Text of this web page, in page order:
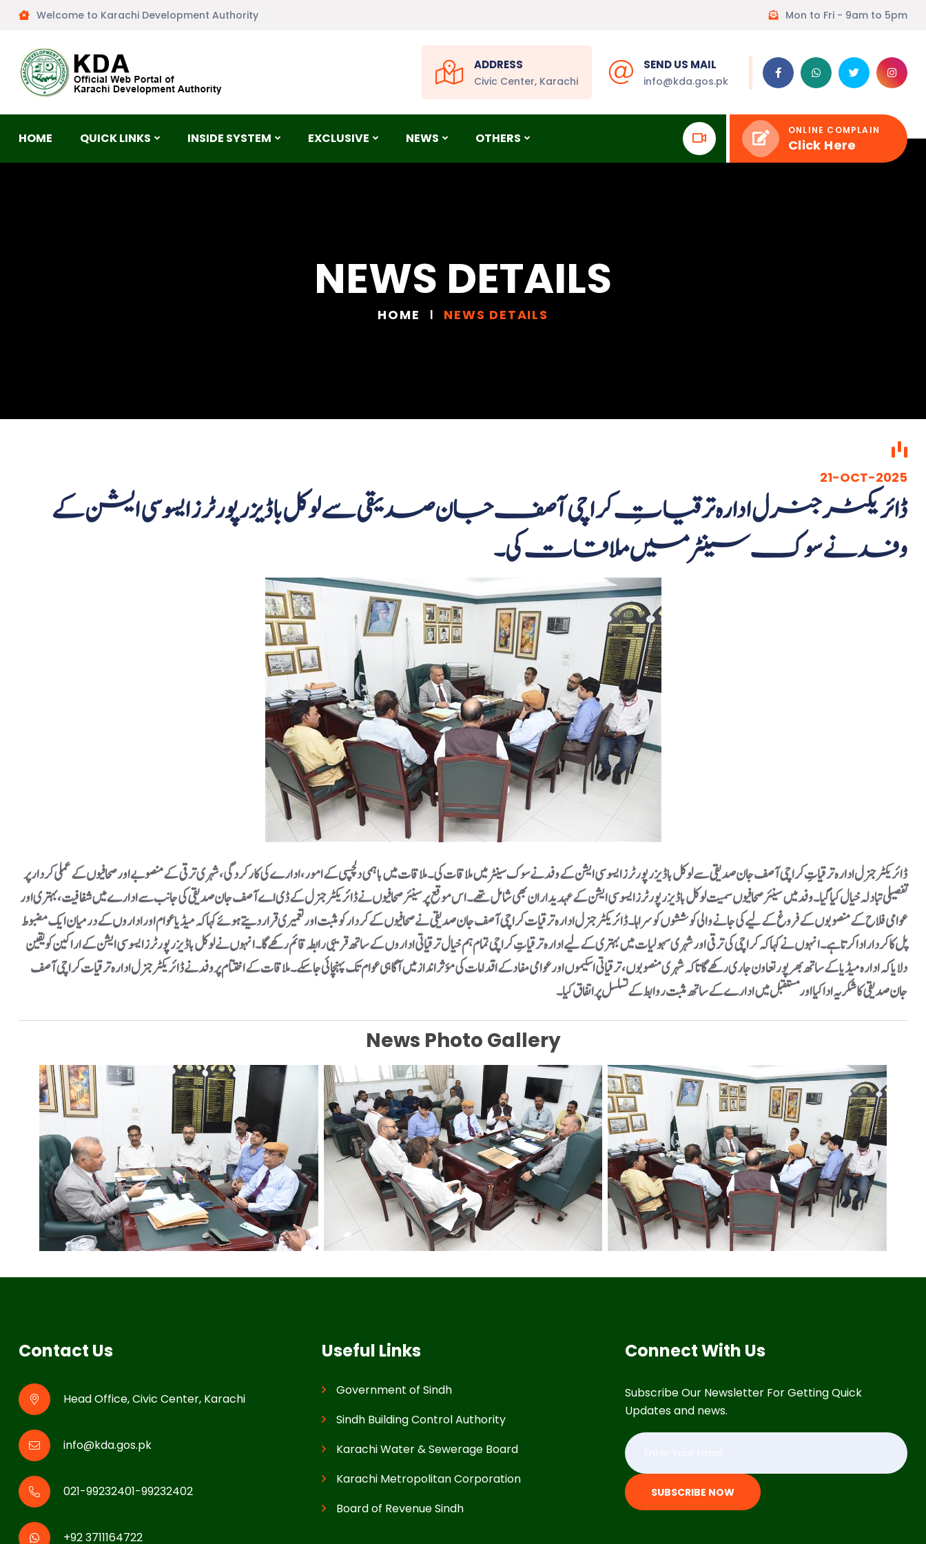
Welcome to Karachi Development Authority Mon to Fri - 9am to 5pm
ADDRESS
Civic Center, Karachi
SEND US MAIL
info@kda.gos.pk
HOME QUICK LINKS INSIDE SYSTEM EXCLUSIVE NEWS OTHERS
ONLINE COMPLAIN
Click Here
NEWS DETAILS
HOME NEWS DETAILS
21-OCT-2025
ڈائریکٹر جنرل ادارہ ترقیاتِ کراچی آصف جان صدیقی سے لوکل باڈیز رپورٹرز ایسوسی ایشن کے
وفد نے سوک سینٹر میں ملاقات کی۔
تفصیلی تبادلہ خیال کیا گیا۔وفد میں سینئر صحافیوں سمیت لوکل باڈیز رپورٹرز ایسوسی ایشن کے عہدیداران بھی شامل تھے۔ اس موقع پر سینئر صحافیوں نے ڈائریکٹر جنرل کے ڈی اے آصف جان صدیقی کی جانب سے ادارے میں شفافیت، بہتری اور
عوامی فلاح کے منصوبوں کے فروغ کے لیے کی جانے والی کوششوں کو سراہا۔ ڈائریکٹر جنرل ادارہ ترقیات کراچی آصف جان صدیقی نے صحافیوں کے کردار کو مثبت اور تعمیری قرار دیتے ہوئے کہا کہ میڈیا عوام اور اداروں کے درمیان ایک مضبوط
پل کا کردار ادا کرتا ہے۔ انہوں نے کہا کہ کراچی کی ترقی اور شہری سہولیات میں بہتری کے لیے ادارہ ترقیاتِ کراچی تمام ہم خیال ترقیاتی اداروں کے ساتھ قریبی رابطہ قائم رکھے گا۔انہوں نے لوکل باڈیز رپورٹرز ایسوسی ایشن کے اراکین کو یقین
دلایا کہ ادارہ میڈیا کے ساتھ بھرپور تعاون جاری رکھے گا تاکہ شہری منصوبوں، ترقیاتی اسکیموں اور عوامی مفاد کے اقدامات کی مؤثر انداز میں آگاہی عوام تک پہنچائی جا سکے۔ملاقات کے اختتام پر وفد نے ڈائریکٹر جنرل ادارہ ترقیات کراچی آصف
News Photo Gallery
Connect With Us
Subscribe Our Newsletter For Getting Quick
Updates and news.
SUBSCRIBE NOW
Useful Links
Government of Sindh
Sindh Building Control Authority
Karachi Water & Sewerage Board
Karachi Metropolitan Corporation
Board of Revenue Sindh
Contact Us
Head Office, Civic Center, Karachi
info@kda.gos.pk
021-99232401-99232402
+92 3711164722